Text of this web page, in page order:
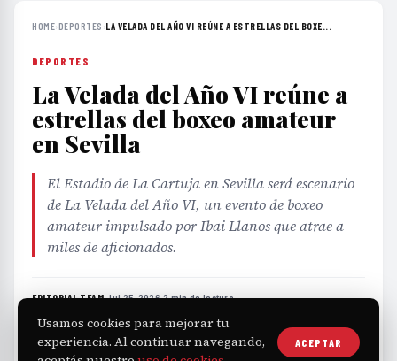
HOME›DEPORTES ›LA VELADA DEL AÑO VI REÚNE A ESTRELLAS DEL BOXE...
DEPORTES
La Velada del Año VI reúne a
estrellas del boxeo amateur
en Sevilla
El Estadio de La Cartuja en Sevilla será escenario
de La Velada del Año VI, un evento de boxeo
amateur impulsado por Ibai Llanos que atrae a
miles de aficionados.
EDITORIAL TEAM·Jul 25, 2026·2 min de lectura·
Usamos cookies para mejorar tu
experiencia. Al continuar navegando,
ACEPTAR